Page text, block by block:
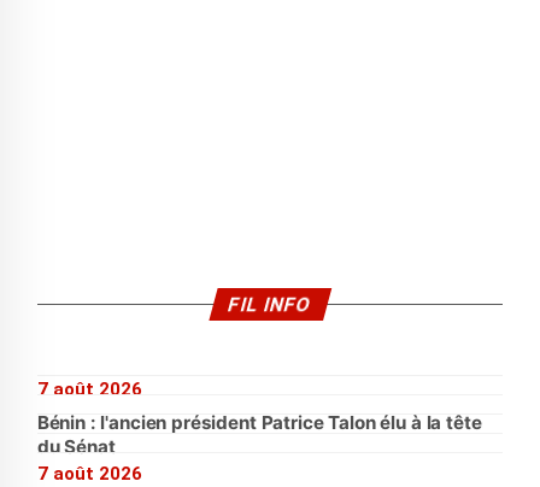
FIL INFO
7 août 2026
Bénin : l'ancien président Patrice Talon élu à la tête
du Sénat
7 août 2026